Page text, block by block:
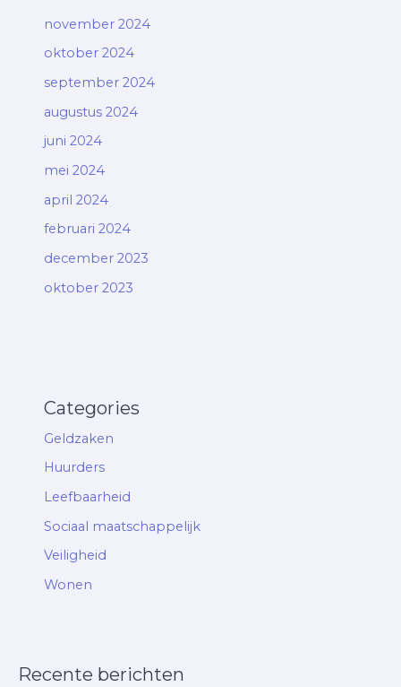
november 2024
oktober 2024
september 2024
augustus 2024
juni 2024
mei 2024
april 2024
februari 2024
december 2023
oktober 2023
Categories
Geldzaken
Huurders
Leefbaarheid
Sociaal maatschappelijk
Veiligheid
Wonen
Recente berichten